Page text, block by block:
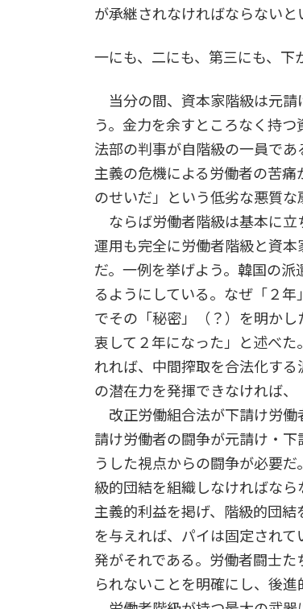
が承継されなければならないと
一にも、二にも、第三にも、下
当分の間、資本家階級は元請
う。金力を余すところなく持
法部の判事が自階級の一員で
主義の危機による労働者の苦
のせいだ」という低劣な悪質な
ならば労働者階級は基本に立
運用も完全に労働者階級と資
だ。一例を挙げよう。韓国の
るようにしている。なぜ「２
でその「秘密」（？）を明か
衷して２年になった」と述べ
れれば、中間搾取を合法化す
の潜在力を発揮できなければ、
改正労働組合法が下請け労働
請け労働者の闘争が元請け・
うした視点からの闘争が必要
級的団結を組織しなければな
主義的利益を掲げ、階級的団
を与えれば、パイは固定され
発がそれである。労働者闘士
られないことを明確にし、後